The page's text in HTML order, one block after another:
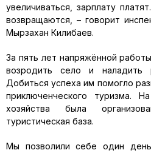
увеличиваться, зарплату
возвращаются, – говорит
Мырзахан Килибаев.
За пять лет напряжённой
возродить село и наладить
Добиться успеха им помогло
приключенческого туризма.
хозяйства была
туристическая база.
Мы позволили себе один